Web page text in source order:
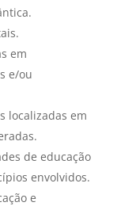
em
e/ou
localizadas em
de educação
envolvidos.
e